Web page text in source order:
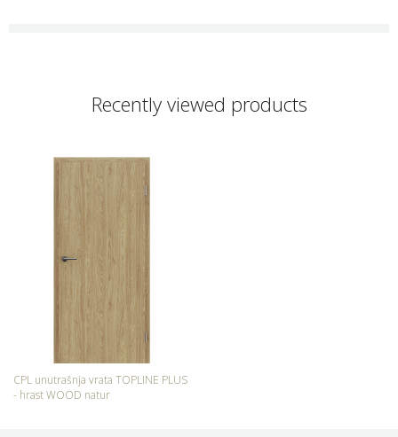
Recently viewed products
CPL unutrašnja vrata TOPLINE PLUS
- hrast WOOD natur